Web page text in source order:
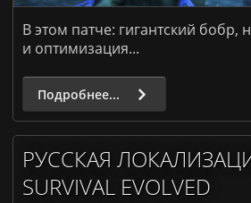
В этом патче: гигантский бобр,
и оптимизация...
Подробнее...
РУССКАЯ
SURVIVAL EVOLVED